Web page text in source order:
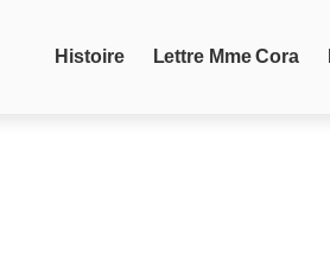
Histoire Lettre Mme Cora